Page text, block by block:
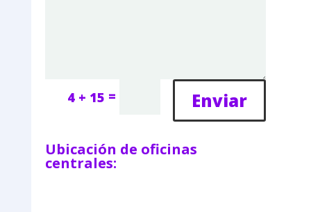
4 + 15 = Enviar
Ubicación de oficinas
centrales: